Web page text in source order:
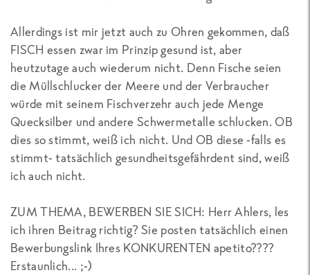
Allerdings ist mir jetzt auch zu Ohren gekommen, daß
FISCH essen zwar im Prinzip gesund ist, aber
heutzutage auch wiederum nicht. Denn Fische seien
die Müllschlucker der Meere und der Verbraucher
würde mit seinem Fischverzehr auch jede Menge
Quecksilber und andere Schwermetalle schlucken. OB
dies so stimmt, weiß ich nicht. Und OB diese -falls es
stimmt- tatsächlich gesundheitsgefährdent sind, weiß
ich auch nicht.
ZUM THEMA, BEWERBEN SIE SICH: Herr Ahlers, les
ich ihren Beitrag richtig? Sie posten tatsächlich einen
Bewerbungslink Ihres KONKURENTEN apetito????
Erstaunlich... ;-)